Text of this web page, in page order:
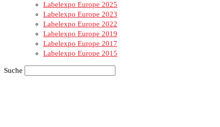
Labelexpo Europe 2025
Labelexpo Europe 2023
Labelexpo Europe 2022
Labelexpo Europe 2019
Labelexpo Europe 2017
Labelexpo Europe 2015
Suche